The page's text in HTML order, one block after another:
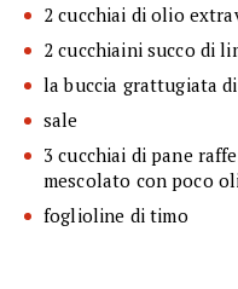
2 cucchiai di olio
2 cucchiaini succo di
la buccia grattugiata
sale
3 cucchiai di pane
mescolato con poco
foglioline di timo